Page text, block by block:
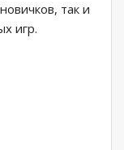
так и
игр.